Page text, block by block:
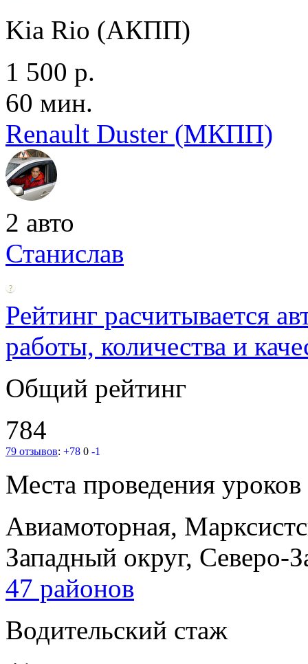
Kia Rio (АКПП)
1 500 р.
60 мин.
Renault Duster (МКПП)
2 авто
Станислав
Рейтинг расчитывается
работы, количества и
Общий рейтинг
784
79 отзывов: +78 0 -1
Места проведения уроков
Авиамоторная,
Западный округ, Северо-
47 районов
Водительский стаж